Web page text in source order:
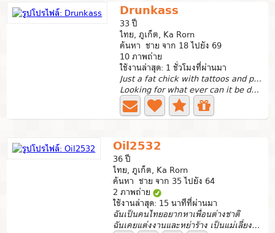
Drunkass
33 ปี
ไทย, ภูเก็ต, Ka Rorn
ค้นหา ชาย จาก 18 ไปยัง 69
10 ภาพถ่าย
ใช้งานล่าสุด: 1 ชั่วโมงที่ผ่านมา
Just a fat chick with tattoos and piercings
Looking for what ever can it be depend on how it go after...
Oil2532
36 ปี
ไทย, ภูเก็ต, Ka Rorn
ค้นหา ชาย จาก 35 ไปยัง 64
2 ภาพถ่าย
ใช้งานล่าสุด: 15 นาทีที่ผ่านมา
ฉันเป็นคนไทยอยากหาเพื่อนต่างชาติ
ฉันเคยแต่งงานและหย่าร้าง เป็นแม่เลี้ยงเดี่ยวมีลูกชาย2คน